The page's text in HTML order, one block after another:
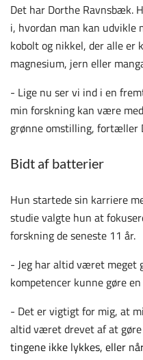
Det har Dorthe Ravnsbæk.
i, hvordan man kan
kobolt og nikkel, der alle er
magnesium, jern eller
- Lige nu ser vi ind i en
min forskning kan være
grønne omstilling, fortæller
Bidt af batterier
Hun startede sin karriere
studie valgte hun at
forskning de seneste 11 år.
- Jeg har altid været meget
kompetencer kunne gøre
- Det er vigtigt for mig, at
altid været drevet af at
tingene ikke lykkes, eller